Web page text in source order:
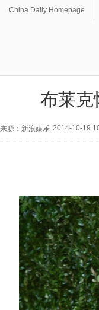
China Daily Homepage
布莱克
来源：新浪娱乐 2014-10-19